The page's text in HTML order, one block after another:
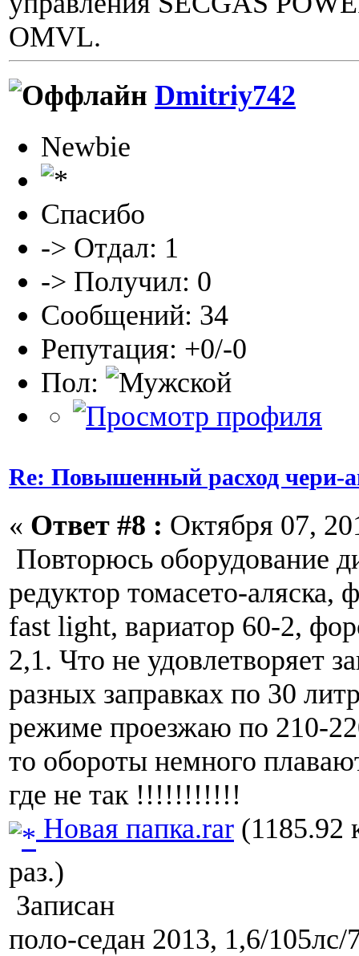
OMVL.
Dmitriy742
Newbie
Спасибо
-> Отдал: 1
-> Получил: 0
Сообщений: 34
Репутация: +0/-0
Пол:
Re: Повышенный расход чери-
« Ответ #8 : Октября 07,
Повторюсь оборудование
редуктор томасето-
fast light, вариатор 60-2,
2,1. Что не удовлетворяет
разных заправках по 30
режиме проезжаю по 210-
то обороты немного
где не так !!!!!!!!!!!
Новая папка.rar (1185.92
раз.)
Записан
поло-седан 2013, 1,6/105лс/